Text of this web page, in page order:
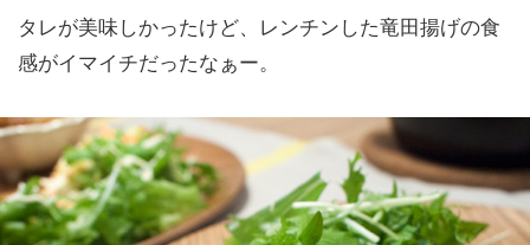
タレが美味しかったけど、レンチンした竜田揚げの食
感がイマイチだったなぁー。